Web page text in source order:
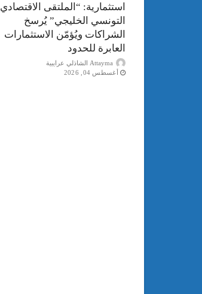
استثمارية: “الملتقى الاقتصادي
التونسي الخليجي” يُرسخ
الشراكات ويُؤمّن الاستثمارات
العابرة للحدود
Attayma الشاذلي عرايبية
أغسطس 04, 2026